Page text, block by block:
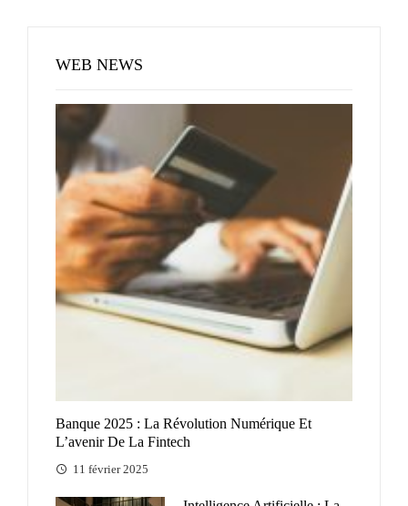
WEB NEWS
Banque 2025 : La Révolution Numérique Et
L’avenir De La Fintech
11 février 2025